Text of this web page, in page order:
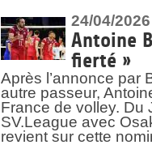
24/04/2026
Antoine
fierté »
Après l’annonce par
autre passeur,
France de volley. Du
SV.League avec
revient sur cette